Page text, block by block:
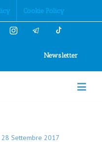
Cookie Policy
Instagram
Newsletter
28 Settembre 2017
Cookies Policy